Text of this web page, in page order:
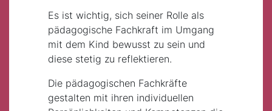
Es ist wichtig, sich seiner Rolle als
pädagogische Fachkraft im Umgang
mit dem Kind bewusst zu sein und
diese stetig zu reflektieren.
Die pädagogischen Fachkräfte
gestalten mit ihren individuellen